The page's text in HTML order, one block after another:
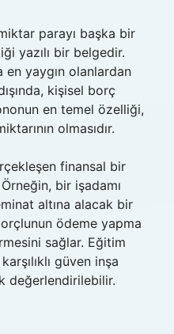
parayı başka bir
yazılı bir belgedir.
en yaygın olanlardan
kişisel borç
en temel özelliği,
olmasıdır.
finansal bir
Örneğin, bir işadamı
altına alacak bir
ödeme yapma
sağlar. Eğitim
güven inşa
değerlendirilebilir.